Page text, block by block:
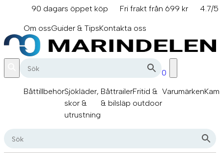
innehåll
90 dagars öppet köp Fri frakt från 699 kr
4.7/
Om ossGuider & TipsKontakta oss
0
BåttillbehörSjökläder,
skor &
utrustning
Båttrailer
& bilsläp
Fritid &
outdoor
Varumärken